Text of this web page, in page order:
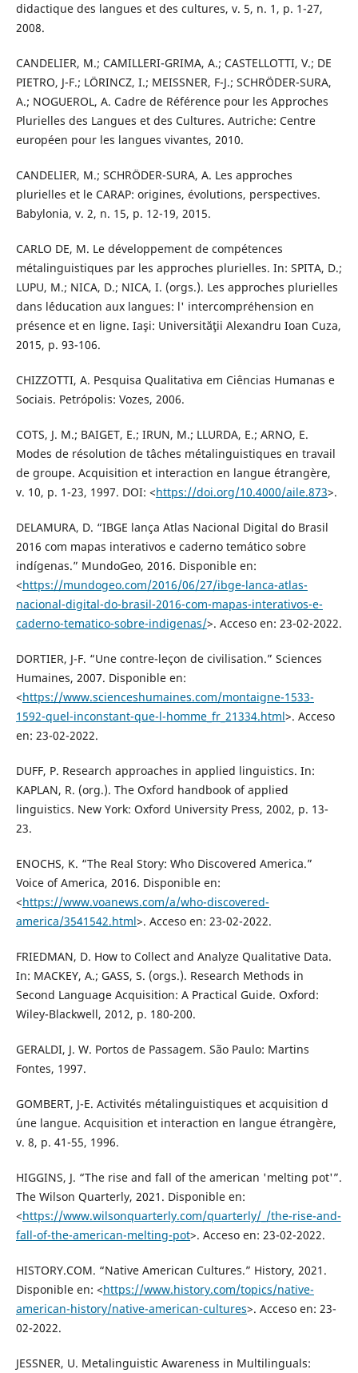
didactique des langues et des cultures, v. 5, n. 1, p. 1-27,
2008.
CANDELIER, M.; CAMILLERI-GRIMA, A.; CASTELLOTTI, V.; DE
PIETRO, J-F.; LÖRINCZ, I.; MEISSNER, F-J.; SCHRÖDER-SURA,
A.; NOGUEROL, A. Cadre de Référence pour les Approches
Plurielles des Langues et des Cultures. Autriche: Centre
européen pour les langues vivantes, 2010.
CANDELIER, M.; SCHRÖDER-SURA, A. Les approches
plurielles et le CARAP: origines, évolutions, perspectives.
Babylonia, v. 2, n. 15, p. 12-19, 2015.
CARLO DE, M. Le développement de compétences
métalinguistiques par les approches plurielles. In: SPITA, D.;
LUPU, M.; NICA, D.; NICA, I. (orgs.). Les approches plurielles
dans l´éducation aux langues: l' intercompréhension en
présence et en ligne. Iaşi: Universităţii Alexandru Ioan Cuza,
2015, p. 93-106.
CHIZZOTTI, A. Pesquisa Qualitativa em Ciências Humanas e
Sociais. Petrópolis: Vozes, 2006.
COTS, J. M.; BAIGET, E.; IRUN, M.; LLURDA, E.; ARNO, E.
Modes de résolution de tâches métalinguistiques en travail
de groupe. Acquisition et interaction en langue étrangère,
v. 10, p. 1-23, 1997. DOI: <https://doi.org/10.4000/aile.873>.
DELAMURA, D. “IBGE lança Atlas Nacional Digital do Brasil
2016 com mapas interativos e caderno temático sobre
indígenas.” MundoGeo, 2016. Disponible en:
<https://mundogeo.com/2016/06/27/ibge-lanca-atlas-
nacional-digital-do-brasil-2016-com-mapas-interativos-e-
caderno-tematico-sobre-indigenas/>. Acceso en: 23-02-2022.
DORTIER, J-F. “Une contre-leçon de civilisation.” Sciences
Humaines, 2007. Disponible en:
<https://www.scienceshumaines.com/montaigne-1533-
1592-quel-inconstant-que-l-homme_fr_21334.html>. Acceso
en: 23-02-2022.
DUFF, P. Research approaches in applied linguistics. In:
KAPLAN, R. (org.). The Oxford handbook of applied
linguistics. New York: Oxford University Press, 2002, p. 13-
23.
ENOCHS, K. “The Real Story: Who Discovered America.”
Voice of America, 2016. Disponible en:
<https://www.voanews.com/a/who-discovered-
america/3541542.html>. Acceso en: 23-02-2022.
FRIEDMAN, D. How to Collect and Analyze Qualitative Data.
In: MACKEY, A.; GASS, S. (orgs.). Research Methods in
Second Language Acquisition: A Practical Guide. Oxford:
Wiley-Blackwell, 2012, p. 180-200.
GERALDI, J. W. Portos de Passagem. São Paulo: Martins
Fontes, 1997.
GOMBERT, J-E. Activités métalinguistiques et acquisition d
´une langue. Acquisition et interaction en langue étrangère,
v. 8, p. 41-55, 1996.
HIGGINS, J. “The rise and fall of the american 'melting pot'”.
The Wilson Quarterly, 2021. Disponible en:
<https://www.wilsonquarterly.com/quarterly/_/the-rise-and-
fall-of-the-american-melting-pot>. Acceso en: 23-02-2022.
HISTORY.COM. “Native American Cultures.” History, 2021.
Disponible en: <https://www.history.com/topics/native-
american-history/native-american-cultures>. Acceso en: 23-
02-2022.
JESSNER, U. Metalinguistic Awareness in Multilinguals: